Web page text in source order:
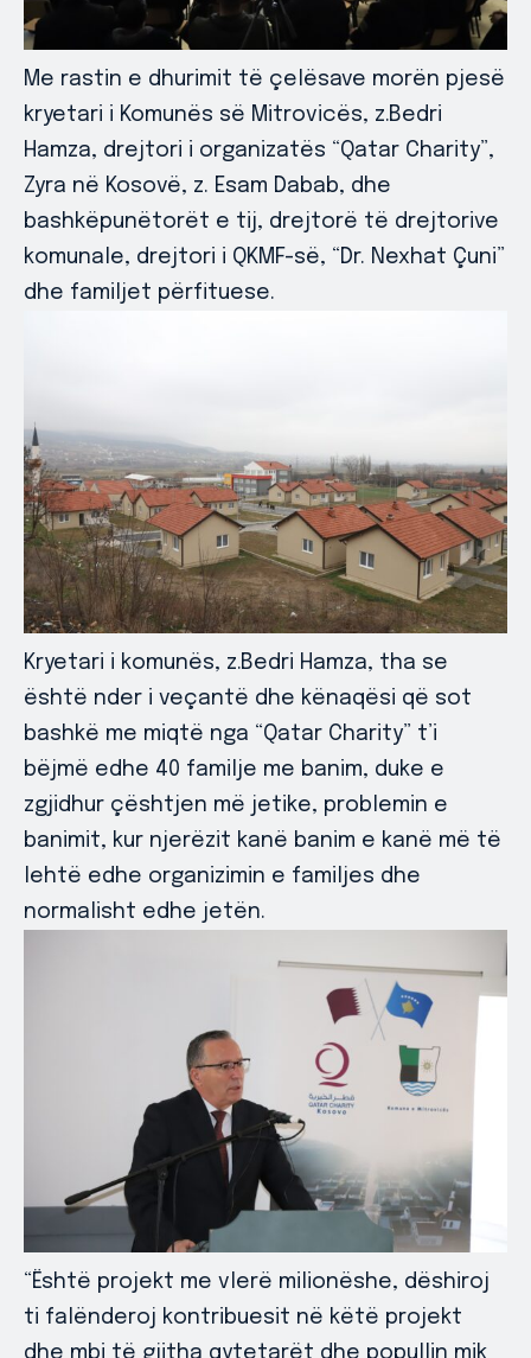
Me rastin e dhurimit të çelësave morën pjesë
kryetari i Komunës së Mitrovicës, z.Bedri
Hamza, drejtori i organizatës “Qatar Charity”,
Zyra në Kosovë, z. Esam Dabab, dhe
bashkëpunëtorët e tij, drejtorë të drejtorive
komunale, drejtori i QKMF-së, “Dr. Nexhat Çuni”
dhe familjet përfituese.
Kryetari i komunës, z.Bedri Hamza, tha se
është nder i veçantë dhe kënaqësi që sot
bashkë me miqtë nga “Qatar Charity” t’i
bëjmë edhe 40 familje me banim, duke e
zgjidhur çështjen më jetike, problemin e
banimit, kur njerëzit kanë banim e kanë më të
lehtë edhe organizimin e familjes dhe
normalisht edhe jetën.
“Është projekt me vlerë milionëshe, dëshiroj
ti falënderoj kontribuesit në këtë projekt
dhe mbi të gjitha qytetarët dhe popullin mik